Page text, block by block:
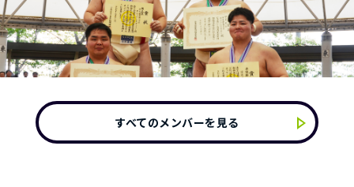
すべてのメンバーを見る